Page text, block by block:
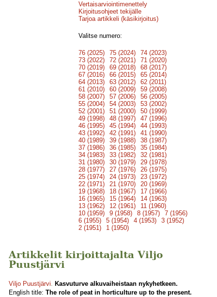
Vertaisarviointimenettely
Kirjoitusohjeet tekijälle
Tarjoa artikkeli (käsikirjoitus)
Valitse numero:
76 (2025) 75 (2024)
74 (2023)
73 (2022)
72 (2021)
71 (2020)
70 (2019)
69 (2018)
68 (2017)
67 (2016)
66 (2015)
65 (2014)
64 (2013)
63 (2012)
62 (2011)
61 (2010)
60 (2009)
59 (2008)
58 (2007)
57 (2006)
56 (2005)
55 (2004)
54 (2003)
53 (2002)
52 (2001)
51 (2000)
50 (1999)
49 (1998)
48 (1997)
47 (1996)
46 (1995)
45 (1994)
44 (1993)
43 (1992)
42 (1991)
41 (1990)
40 (1989)
39 (1988)
38 (1987)
37 (1986)
36 (1985)
35 (1984)
34 (1983)
33 (1982)
32 (1981)
31 (1980)
30 (1979)
29 (1978)
28 (1977)
27 (1976)
26 (1975)
25 (1974)
24 (1973)
23 (1972)
22 (1971)
21 (1970)
20 (1969)
19 (1968)
18 (1967)
17 (1966)
16 (1965)
15 (1964)
14 (1963)
13 (1962)
12 (1961)
11 (1960)
10 (1959)
9 (1958) 8 (1957)
7 (1956)
6 (1955)
5 (1954) 4 (1953)
3 (1952)
2 (1951)
1 (1950)
Artikkelit kirjoittajalta Viljo
Puustjärvi
Viljo Puustjärvi. Kasvuturve alkuvaiheistaan nykyhetkeen.
English title: The role of peat in horticulture up to the present.